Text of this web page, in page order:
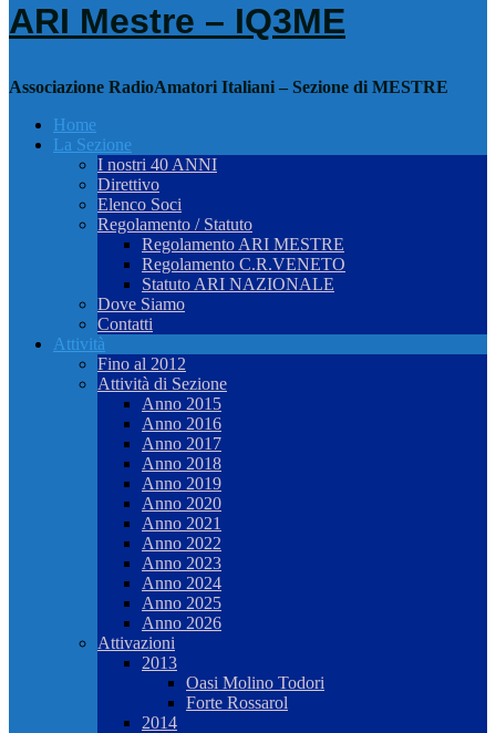
ARI Mestre – IQ3ME
Associazione RadioAmatori Italiani – Sezione di MESTRE
Home
La Sezione
I nostri 40 ANNI
Direttivo
Elenco Soci
Regolamento / Statuto
Regolamento ARI MESTRE
Regolamento C.R.VENETO
Statuto ARI NAZIONALE
Dove Siamo
Contatti
Attività
Fino al 2012
Attività di Sezione
Anno 2015
Anno 2016
Anno 2017
Anno 2018
Anno 2019
Anno 2020
Anno 2021
Anno 2022
Anno 2023
Anno 2024
Anno 2025
Anno 2026
Attivazioni
2013
Oasi Molino Todori
Forte Rossarol
2014